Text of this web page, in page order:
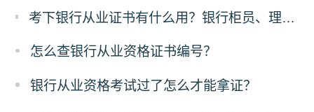
考下银行从业证书有什么用？银行柜员、理财经理、客户经理是否强制持证？
怎么查银行从业资格证书编号？
银行从业资格考试过了怎么才能拿证？